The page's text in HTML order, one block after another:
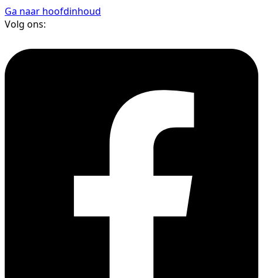
Ga naar hoofdinhoud
Volg ons: